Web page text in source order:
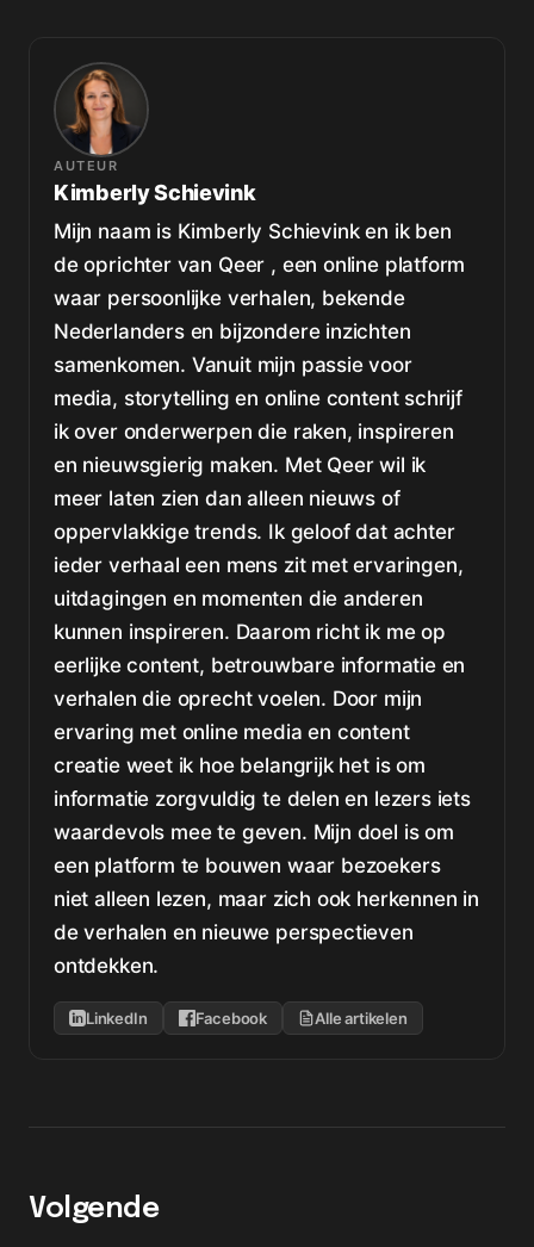
AUTEUR
Kimberly Schievink
Mijn naam is Kimberly Schievink en ik ben
de oprichter van Qeer , een online platform
waar persoonlijke verhalen, bekende
Nederlanders en bijzondere inzichten
samenkomen. Vanuit mijn passie voor
media, storytelling en online content schrijf
ik over onderwerpen die raken, inspireren
en nieuwsgierig maken. Met Qeer wil ik
meer laten zien dan alleen nieuws of
oppervlakkige trends. Ik geloof dat achter
ieder verhaal een mens zit met ervaringen,
uitdagingen en momenten die anderen
kunnen inspireren. Daarom richt ik me op
eerlijke content, betrouwbare informatie en
verhalen die oprecht voelen. Door mijn
ervaring met online media en content
creatie weet ik hoe belangrijk het is om
informatie zorgvuldig te delen en lezers iets
waardevols mee te geven. Mijn doel is om
een platform te bouwen waar bezoekers
niet alleen lezen, maar zich ook herkennen in
de verhalen en nieuwe perspectieven
ontdekken.
LinkedIn Facebook Alle artikelen
Volgende